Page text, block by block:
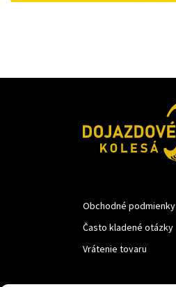
Obchodné podmienky
Často kladené otázky
Vrátenie tovaru